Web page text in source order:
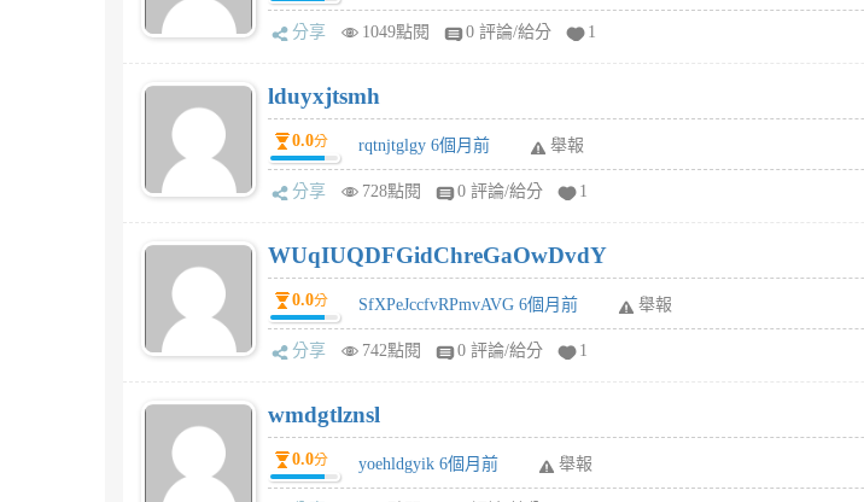
分享 1049點閱 0 評論/給分 1
lduyxjtsmh
0.0分 rqtnjtglgy 6個月前 舉報
分享 728點閱 0 評論/給分 1
WUqIUQDFGidChreGaOwDvdY
0.0分 SfXPeJccfvRPmvAVG 6個月前 舉報
分享 742點閱 0 評論/給分 1
wmdgtlznsl
0.0分 yoehldgyik 6個月前 舉報